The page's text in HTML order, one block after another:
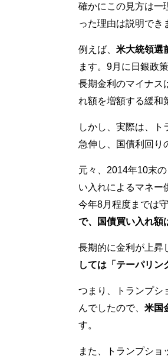
確かにこの見方は一
った理由は説明でき
例えば、 米大統領選
ます。9月に日銀政
長期金利のマイナス
れ額を増額する緩和
しかし、実際は、
急伸し、国債利回り
元々、2014年10末
い入れによるマネー
今年8月程度までは
で、国債買い入れ額
長期的に金利が上昇
しては「テーパリ
つまり、トランプシ
んでしたので、 米国
す。
また、トランプショ